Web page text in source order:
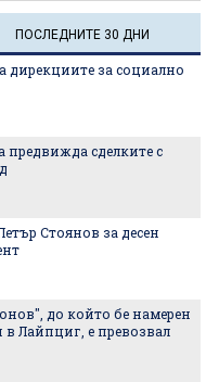
ПОСЛЕДНИТЕ 30 ДНИ
дирекциите за социално
сделките с
Стоянов за десен
до който бе намерен
в Лайпциг, е превозвал